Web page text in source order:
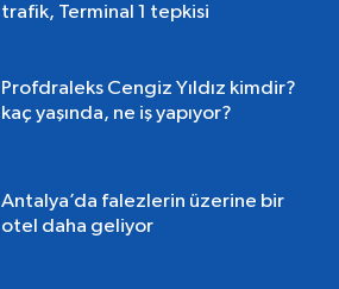
trafik, Terminal 1 tepkisi
Profdraleks Cengiz Yıldız kimdir?
kaç yaşında, ne iş yapıyor?
Antalya’da falezlerin üzerine bir
otel daha geliyor